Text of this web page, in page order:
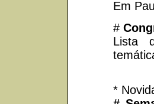
Em
#
Lista
*